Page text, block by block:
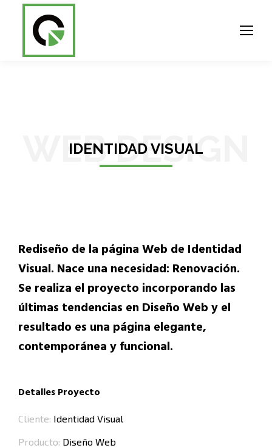
WEB DESIGN
IDENTIDAD VISUAL
Rediseño de la página Web de Identidad
Visual. Nace una necesidad: Renovación.
Se realiza el proyecto incorporando las
últimas tendencias en Diseño Web y el
resultado es una página elegante,
contemporánea y funcional.
Detalles Proyecto
Cliente: Identidad Visual
Producto: Diseño Web